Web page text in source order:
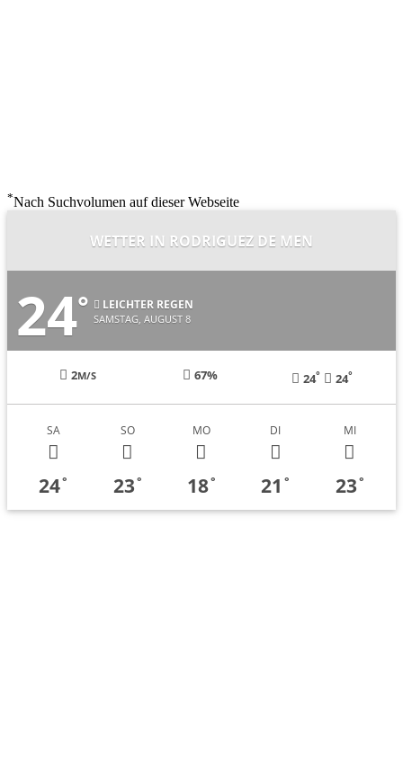
*Nach Suchvolumen auf dieser Webseite
WETTER IN RODRIGUEZ DE MEN
24° LEICHTER REGEN
SAMSTAG, AUGUST 8
2M/S 67% 24° 24°
SA
24°
SO
23°
MO
18°
DI
21 °
MI
23°